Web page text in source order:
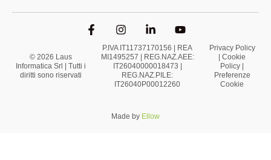
© 2026 Laus
Informatica Srl | Tutti i
diritti sono riservati
P.IVA IT11737170156 | REA
MI1495257 | REG.NAZ.AEE:
IT26040000018473 |
REG.NAZ.PILE:
IT26040P00012260
Privacy Policy
|Cookie
Policy
Preferenze
Cookie
Made by Ellow